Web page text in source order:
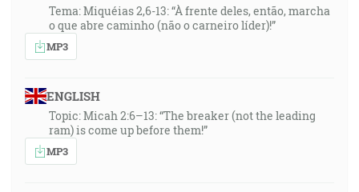
Tema: Miquéias 2,6-13: “À frente deles, então, marcha
o que abre caminho (não o carneiro líder)!”
MP3
ENGLISH
Topic: Micah 2:6–13: “The breaker (not the leading
ram) is come up before them!”
MP3